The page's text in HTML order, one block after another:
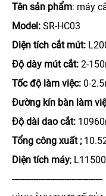
Tên sản phẩm: máy
Model: SR-HC03
Diện tích cắt mút:
Độ dày mút cắt: 2-
Tốc độ làm việc: 0-
Đường kín bàn làm
Độ dài dao cắt:
Tổng công xuất ;
Diện tích máy;
--------------------------------------